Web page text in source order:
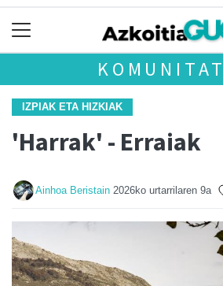
IZPIAK ETA HIZKIAK
'Harrak' - Erraiak
Ainhoa Beristain 2026ko urtarrilaren 9a